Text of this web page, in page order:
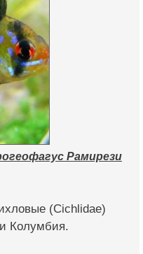
Рамирези
(Cichlidae)
Колумбия.